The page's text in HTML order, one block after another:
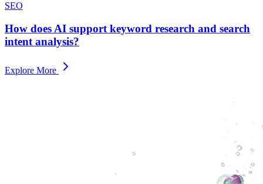
SEO
How does AI support keyword research and search
intent analysis?
Explore More